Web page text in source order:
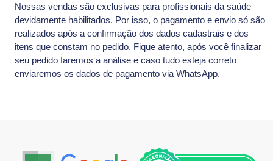
Nossas vendas são exclusivas para profissionais da saúde
devidamente habilitados. Por isso, o pagamento e envio só são
realizados após a confirmação dos dados cadastrais e dos
itens que constam no pedido. Fique atento, após você finalizar
seu pedido faremos a análise e caso tudo esteja correto
enviaremos os dados de pagamento via WhatsApp.